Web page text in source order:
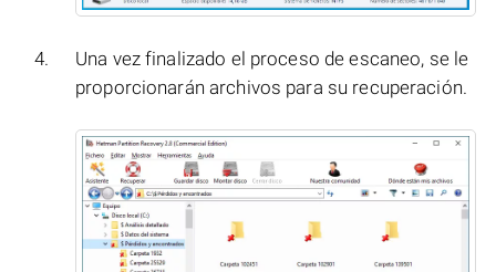
Una vez finalizado el proceso de escaneo, se le
proporcionarán archivos para su recuperación.